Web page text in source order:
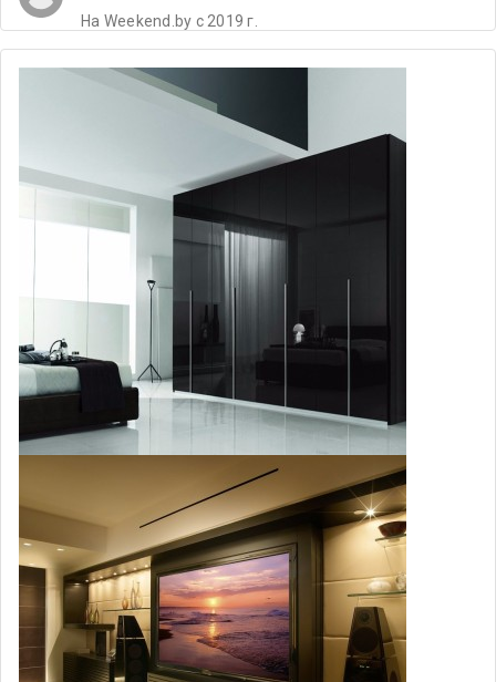
На Weekend.by с 2019 г.